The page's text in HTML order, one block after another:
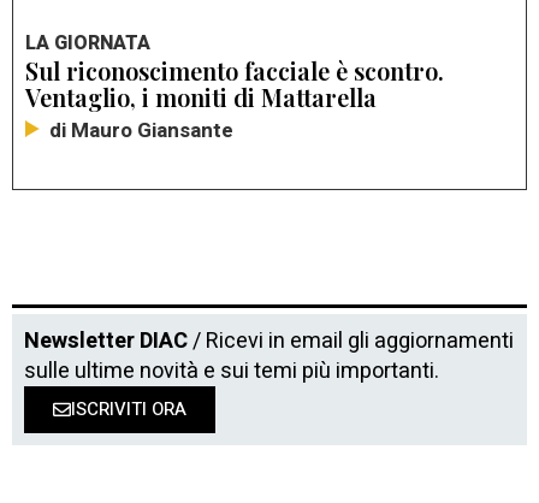
LA GIORNATA
Sul riconoscimento facciale è scontro.
Ventaglio, i moniti di Mattarella
di Mauro Giansante
Newsletter DIAC/ Ricevi in email gli aggiornamenti
sulle ultime novità e sui temi più importanti.
ISCRIVITI ORA